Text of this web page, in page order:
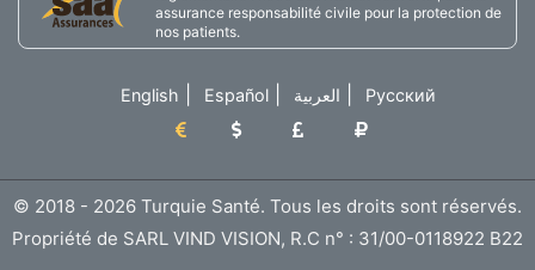
assurance responsabilité civile pour la protection de
nos patients.
English Español العربية Русский
© 2018 - 2026 Turquie Santé. Tous les droits sont réservés.
Propriété de SARL VIND VISION, R.C n° : 31/00-0118922 B22